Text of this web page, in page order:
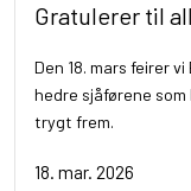
Gratulerer til
Den 18. mars feirer
hedre sjåførene
trygt frem.
18. mar. 2026